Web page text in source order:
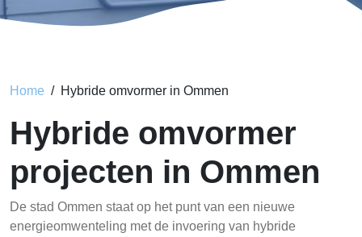
Home Hybride omvormer in Ommen
Hybride omvormer
projecten in Ommen
De stad Ommen staat op het punt van een nieuwe
energieomwenteling met de invoering van hybride